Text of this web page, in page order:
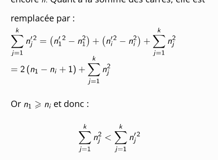
remplacée par :
Or et donc :